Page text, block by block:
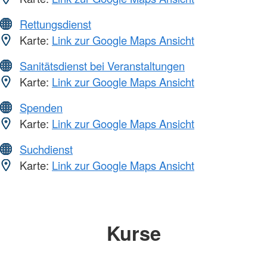
Rettungsdienst
Karte: Link zur Google Maps Ansicht
Sanitätsdienst bei Veranstaltungen
Karte: Link zur Google Maps Ansicht
Spenden
Karte: Link zur Google Maps Ansicht
Suchdienst
Karte: Link zur Google Maps Ansicht
Kurse